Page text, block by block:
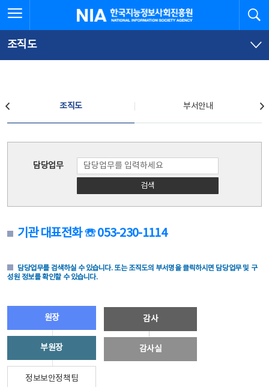
문
로
가
체
뉴
바
가
한국지능정보사회진흥원
조직도
조직도 부서안내
담당업무
검색
기관 대표전화 ☏ 053-230-1114
담당업무를 검색하실 수 있습니다. 또는 조직도의 부서명을 클릭하시면 담당업무 및 구
성원 정보를 확인할 수 있습니다.
원장
부원장
정보보안정책팀
감사
감사실